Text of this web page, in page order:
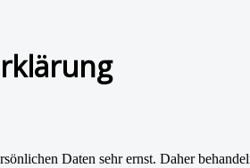
Daten sehr ernst. Daher